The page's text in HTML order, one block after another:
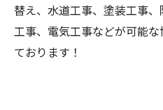
替え、水道工事、塗装工事
工事、電気工事などが可能
ております！